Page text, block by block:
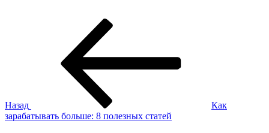
Назад
Как
зарабатывать больше: 8 полезных статей